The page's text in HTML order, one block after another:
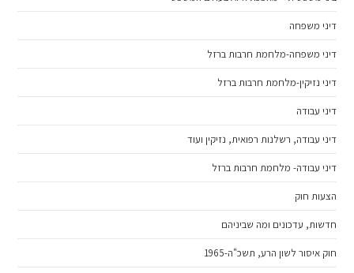
דיני משפחה
דיני משפחה-מלחמת חרבות ברזל
דיני נזיקין-מלחמת חרבות ברזל
דיני עבודה
דיני עבודה, רשלנות רפואית, נזיקין ועוד
דיני עבודה- מלחמת חרבות ברזל
הצעות חוק
חדשות, עדכונים ומה שביניהם
חוק איסור לשון הרע, תשכ"ה-1965